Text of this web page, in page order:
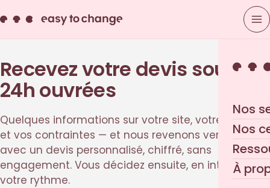
Nos
Nos
À
Recevez votre devis sous
24h ouvrées
Quelques informations sur votre site, votre besoin
et vos contraintes — et nous revenons vers vous
avec un devis personnalisé, chiffré, sans
engagement. Vous décidez ensuite, en interne, à
votre rythme.